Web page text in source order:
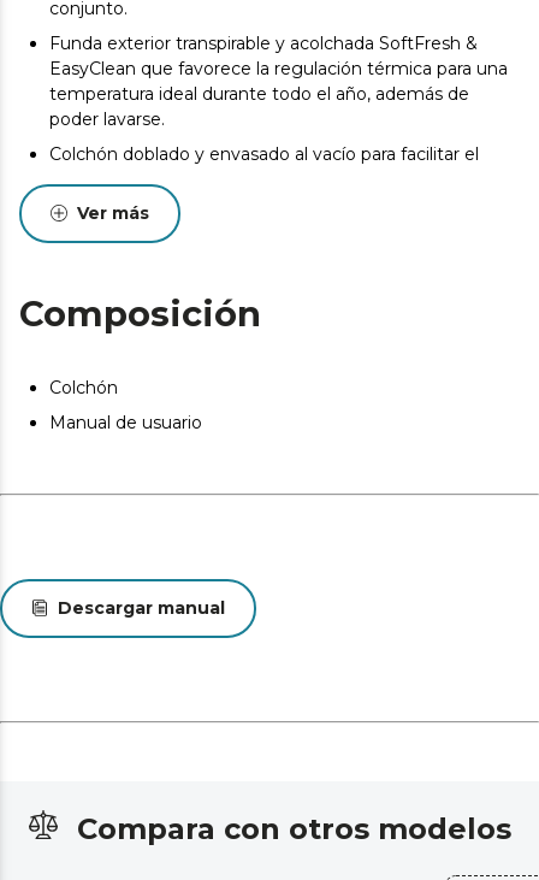
conjunto.
Funda exterior transpirable y acolchada SoftFresh &
EasyClean que favorece la regulación térmica para una
temperatura ideal durante todo el año, además de
poder lavarse.
Colchón doblado y envasado al vacío para facilitar el
transporte a tu hogar en las mejores condiciones.
La composición del colchón permite prevenir la
aparición de ácaros, bacterias y hongos.
asentamiento normal de las capas internas que oscila
entre +0/-2 o -3 (norma UNE-EN 1334:1996). Esta
reparación o compensación.
Pueden existir leves diferencias entre el producto
mostrado y el entregado en cuanto a color, tejido o
Ver más
Composición
Colchón
Manual de usuario
Descargar manual
Compara con otros modelos